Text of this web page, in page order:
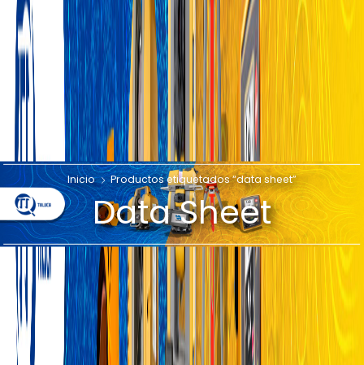
Inicio Productos etiquetados “data sheet”
Data Sheet